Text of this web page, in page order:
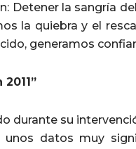
Detener la sangría
la quiebra y el
generamos
durante su
datos muy